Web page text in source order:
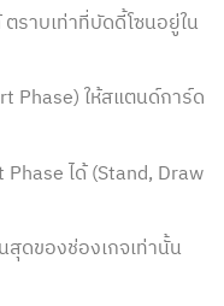
ราบเท่าที่บัดดี้โซนอยู่ใน
Phase) ให้สแตนด์การ์ด
ได้ (Stand, Draw
สุดของช่องเกจเท่านั้น